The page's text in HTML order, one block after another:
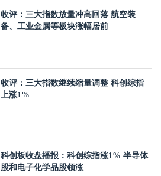
收评：三大指数放量冲高回落 航空装
备、工业金属等板块涨幅居前
收评：三大指数继续缩量调整 科创综指
上涨1%
科创板收盘播报：科创综指涨1% 半导体
股和电子化学品股领涨